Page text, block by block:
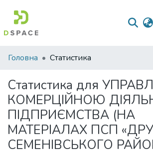
Фонди
зібрання
Пошук за критеріями
Головна Статистика
Статистика для
КОМЕРЦІЙНОЮ
ПІДПРИЄМСТВА (НА
МАТЕРІАЛАХ ПСП
СЕМЕНІВСЬКОГО